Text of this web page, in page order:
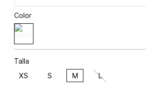
Color
Talla
XS S M L